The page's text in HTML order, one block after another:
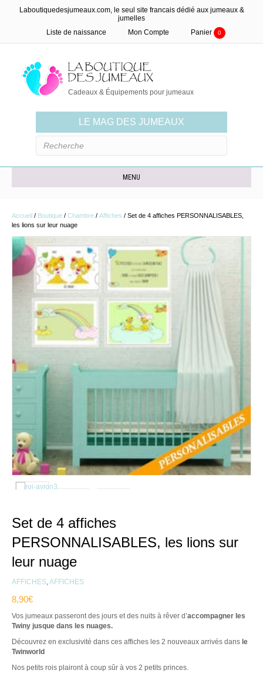
Laboutiquedesjumeaux.com, le seul site francais dédié aux jumeaux &
jumelles
Liste de naissance
Mon Compte Panier 0
Cadeaux & Équipements pour jumeaux
LE MAG DES JUMEAUX
MENU
Accueil / Boutique / Chambre / Affiches / Set de 4 affiches PERSONNALISABLES,
les lions sur leur nuage
Set de 4 affiches
PERSONNALISABLES, les lions sur
leur nuage
AFFICHES AFFICHES
8,90€
Vos jumeaux passeront des jours et des nuits à rêver d’accompagner les
Twiny jusque dans les nuages.
Découvrez en exclusivité dans ces affiches les 2 nouveaux arrivés dans le
Twinworld
Nos petits rois plairont à coup sûr à vos 2 petits princes.